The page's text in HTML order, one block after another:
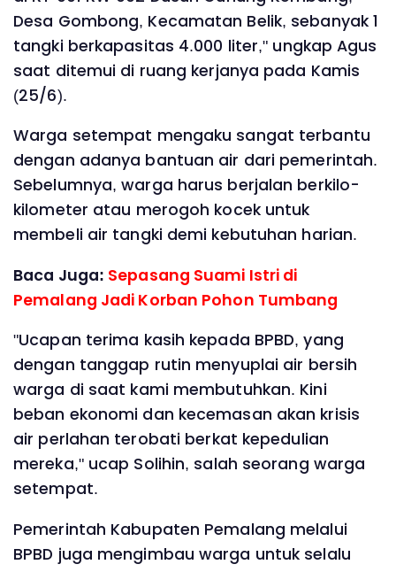
Desa Gombong, Kecamatan Belik, sebanyak 1
tangki berkapasitas 4.000 liter," ungkap Agus
saat ditemui di ruang kerjanya pada Kamis
(25/6).
Warga setempat mengaku sangat terbantu
dengan adanya bantuan air dari pemerintah.
Sebelumnya, warga harus berjalan berkilo-
kilometer atau merogoh kocek untuk
membeli air tangki demi kebutuhan harian.
Baca Juga: Sepasang Suami Istri di
Pemalang Jadi Korban Pohon Tumbang
"Ucapan terima kasih kepada BPBD, yang
dengan tanggap rutin menyuplai air bersih
warga di saat kami membutuhkan. Kini
beban ekonomi dan kecemasan akan krisis
air perlahan terobati berkat kepedulian
mereka," ucap Solihin, salah seorang warga
setempat.
Pemerintah Kabupaten Pemalang melalui
BPBD juga mengimbau warga untuk selalu